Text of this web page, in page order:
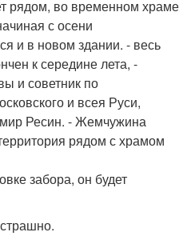
рядом, во временном храме
с осени
и в новом здании. - весь
к середине лета, -
и советник по
и всея Руси,
Ресин. - Жемчужина
рядом с храмом
забора, он будет